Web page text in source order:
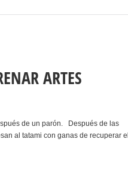
ARTES
de un parón. Después de las
al tatami con ganas de recuperar el